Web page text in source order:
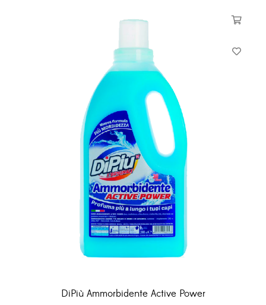
DiPiù Ammorbidente Active Power